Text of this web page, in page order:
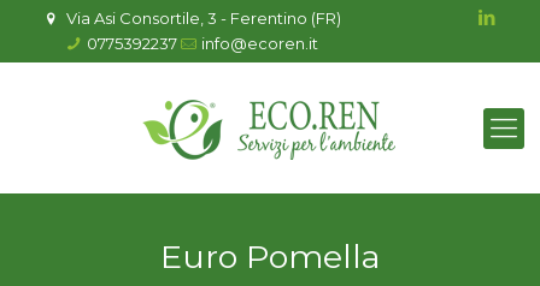
Via Asi Consortile, 3 - Ferentino (FR)
0775392237
info@ecoren.it
Euro Pomella